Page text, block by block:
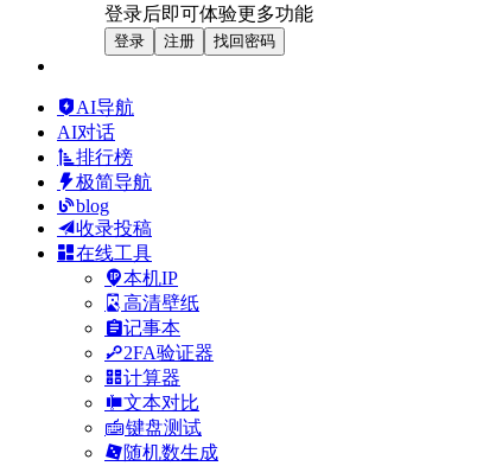
登录后即可体验更多功能
登录 注册 找回密码
AI导航
AI对话
排行榜
极简导航
blog
收录投稿
在线工具
本机IP
高清壁纸
记事本
2FA验证器
计算器
文本对比
键盘测试
随机数生成